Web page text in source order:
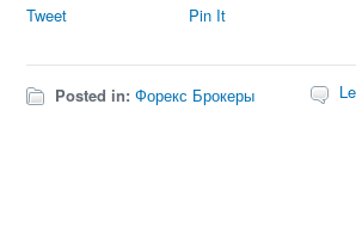
Tweet Pin It
Posted in: Форекс Брокеры